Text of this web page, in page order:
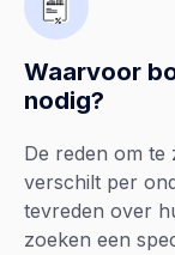
Waarvoor
nodig?
De reden om te
verschilt per
tevreden over
zoeken een